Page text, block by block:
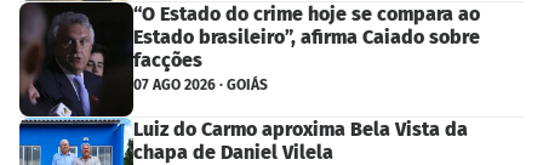
“O Estado do crime hoje se compara ao
Estado brasileiro”, afirma Caiado sobre
facções
07 AGO 2026 · GOIÁS
Luiz do Carmo aproxima Bela Vista da
chapa de Daniel Vilela